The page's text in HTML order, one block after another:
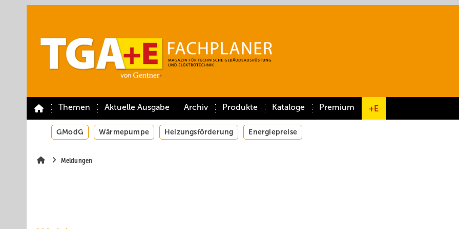
Themen Aktuelle Ausgabe Archiv Produkte Kataloge Premium +E
GModG Wärmepumpe Heizungsförderung Energiepreise
Meldungen